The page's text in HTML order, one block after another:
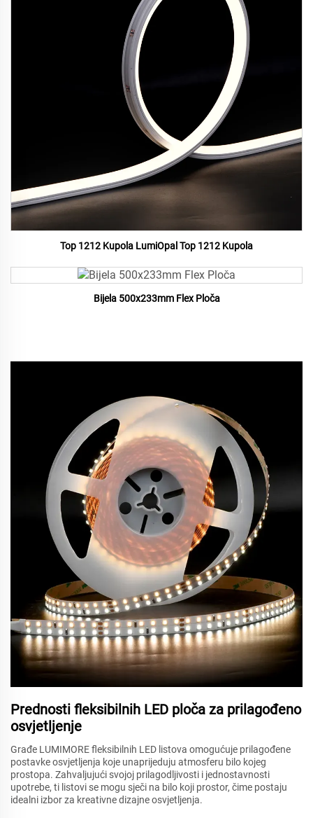
Top 1212 Kupola LumiOpal Top 1212 Kupola
Bijela 500x233mm Flex Ploča
Prednosti fleksibilnih LED ploča za prilagođeno
osvjetljenje
Građe LUMIMORE fleksibilnih LED listova omogućuje prilagođene
postavke osvjetljenja koje unaprijeduju atmosferu bilo kojeg
prostора. Zahvaljujući svojoj prilagodljivosti i jednostavnosti
upotrebe, ti listovi se mogu sječi na bilo koji prostor, čime postaju
idealni izbor za kreativne dizajne osvjetljenja.